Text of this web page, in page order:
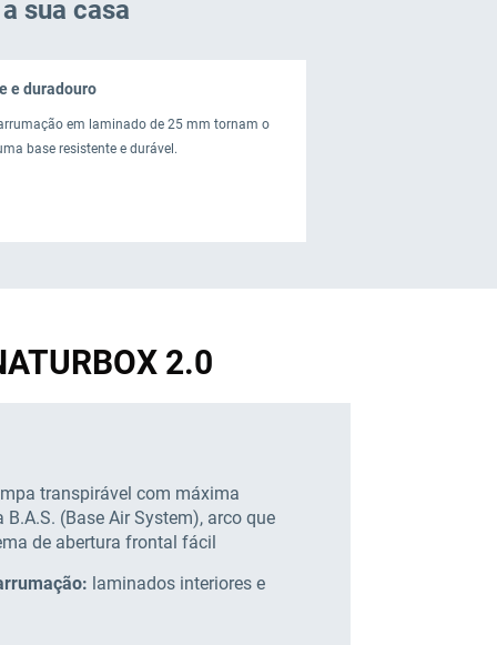
sua casa
e duradouro
em laminado de 25 mm tornam o
base resistente e durável.
2.0
transpirável com máxima
(Base Air System), arco que
de abertura frontal fácil
laminados interiores e